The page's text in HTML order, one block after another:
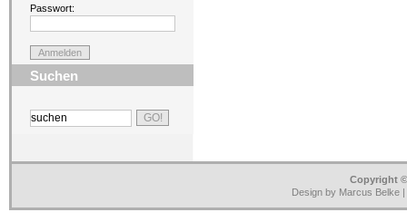
Passwort:
Suchen
Copyright
Design by Marcus Belke